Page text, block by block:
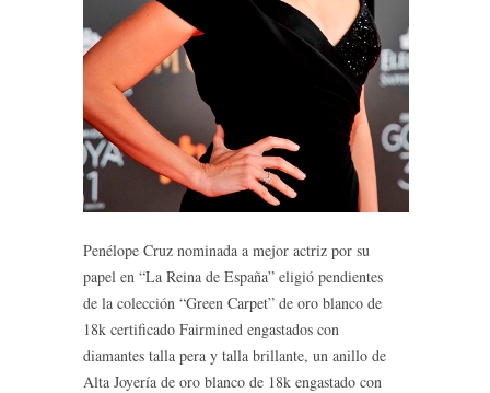
Penélope Cruz nominada a mejor actriz por su
papel en “La Reina de España” eligió pendientes
de la colección “Green Carpet” de oro blanco de
18k certificado Fairmined engastados con
diamantes talla pera y talla brillante, un anillo de
Alta Joyería de oro blanco de 18k engastado con